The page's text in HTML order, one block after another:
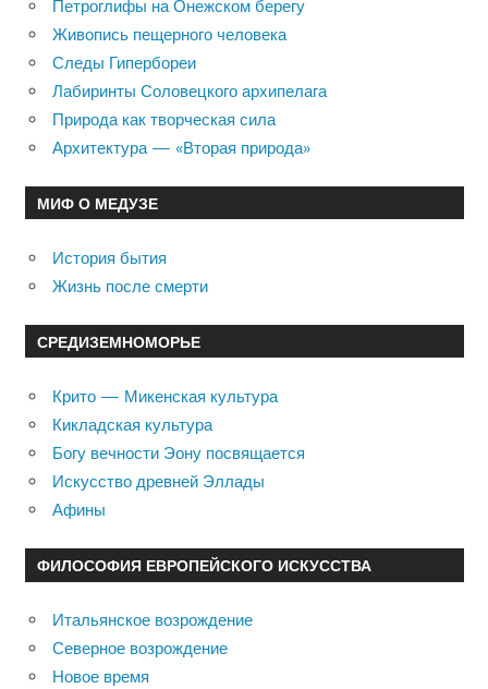
Петроглифы на Онежском берегу
Живопись пещерного человека
Следы Гипербореи
Лабиринты Соловецкого архипелага
Природа как творческая сила
Архитектура — «Вторая природа»
МИФ О МЕДУЗЕ
История бытия
Жизнь после смерти
СРЕДИЗЕМНОМОРЬЕ
Крито — Микенская культура
Кикладская культура
Богу вечности Эону посвящается
Искусство древней Эллады
Афины
ФИЛОСОФИЯ ЕВРОПЕЙСКОГО ИСКУССТВА
Итальянское возрождение
Северное возрождение
Новое время